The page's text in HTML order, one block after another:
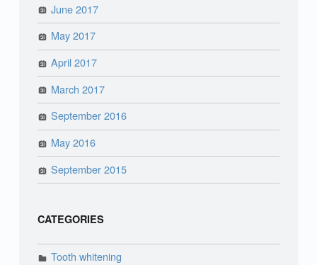
June 2017
May 2017
April 2017
March 2017
September 2016
May 2016
September 2015
CATEGORIES
Tooth whitening